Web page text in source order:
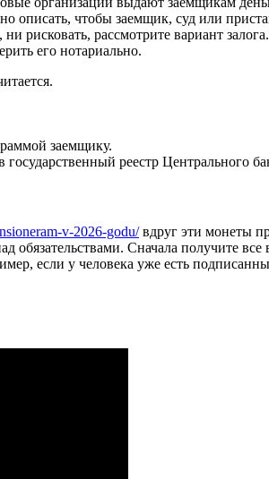
описать, чтобы заемщик, суд или
рисковать, рассмотрите вариант
его нотариально.
заемщику.
реестр Центрального
v-2026-godu/вдруг эти монеты
обязательствами. Сначала получите
если у человека уже есть